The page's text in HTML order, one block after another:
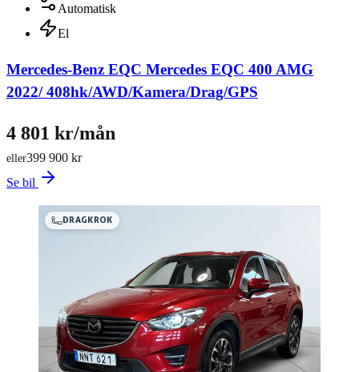
Automatisk
El
Mercedes-Benz EQC Mercedes EQC 400 AMG
2022/ 408hk/AWD/Kamera/Drag/GPS
399 900 kr
eller
4 801 kr/mån
Se bil
DRAGKROK